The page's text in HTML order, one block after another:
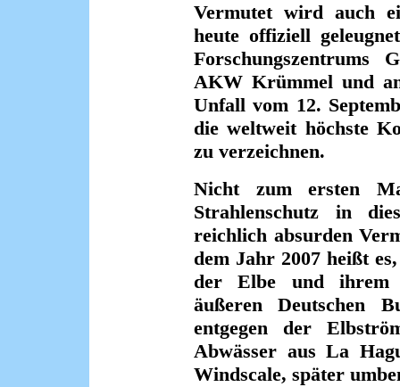
Vermutet wird auch
heute offiziell
Forschungszentrums
AKW Krümmel und
Unfall vom 12.
die weltweit höchste
zu verzeichnen.
Nicht zum ersten
Strahlenschutz in
reichlich absurden
dem Jahr 2007 heißt
der Elbe und ihrem
äußeren Deutschen
entgegen der
Abwässer aus La
Windscale, später